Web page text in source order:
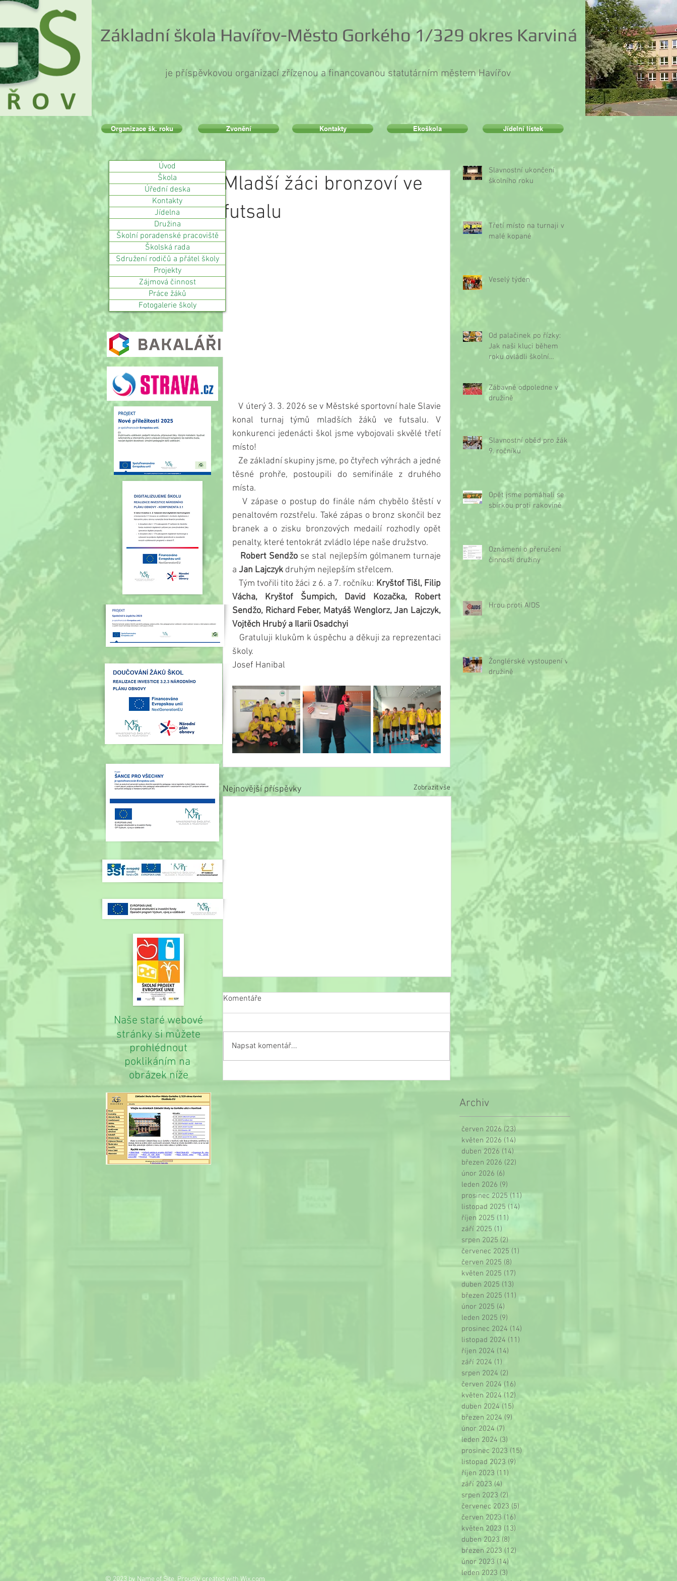
Základní škola Havířov-Město Gorkého 1/329 okres Karviná
je příspěvkovou organizací zřízenou a financovanou statutárním městem Havířov
Mladší žáci bronzoví ve
futsalu
   V úterý 3. 3. 2026 se v Městské sportovní hale Slavie
konal turnaj týmů mladších žáků ve futsalu. V
konkurenci jedenácti škol jsme vybojovali skvělé třetí
místo!
těsné prohře, postoupili do semifinále z druhého
místa.
   V zápase o postup do finále nám chybělo štěstí v
penaltovém rozstřelu. Také zápas o bronz skončil bez
branek a o zisku bronzových medailí rozhodly opět
penalty, které tentokrát zvládlo lépe naše družstvo.
   Robert Sendžo
se stal nejlepším gólmanem turnaje
a Jan Lajczyk druhým nejlepším střelcem.
   Tým tvořili tito žáci z 6. a 7. ročníku:
Kryštof Tišl, Filip
Vácha, Kryštof Šumpich, David Kozačka, Robert
Sendžo, Richard Feber, Matyáš Wenglorz, Jan Lajczyk,
Vojtěch Hrubý a Ilarii Osadchyi
školy.
Josef Hanibal
Nejnovější příspěvky Zobrazit vše
Slavnostní ukončení školního roku
Komentáře
Napsat komentář...
Slavnostní ukončení
školního roku
Třetí místo na turnaji v
malé kopané
Veselý týden
Od palačinek po řízky:
Jak naši kluci během
roku ovládli školní
Zábavné odpoledne v
družině
Slavnostní oběd pro žáky
9. ročníku
Opět jsme pomáhali se
sbírkou proti rakovině
Oznámení o přerušení
činnosti družiny
Hrou proti AIDS
Žonglérské vystoupení v
družině
Archiv
červen 2026 (23) 23 příspěvků
květen 2026 (14)
duben 2026 (14)
březen 2026 (22)
únor 2026 (6)
leden 2026 (9)
prosinec 2025 (11)
listopad 2025 (14)
říjen 2025 (11)
září 2025 (1)
srpen 2025 (2)2 příspěvky
červenec 2025 (1)
červen 2025 (8)
květen 2025 (17)
duben 2025 (13)
březen 2025 (11) 11 příspěvků
únor 2025 (4)
leden 2025 (9)
prosinec 2024 (14)
listopad 2024 (11)
říjen 2024 (14)
září 2024 (1)
srpen 2024 (2)
červen 2024 (16)
květen 2024 (12) 12 příspěvků
duben 2024 (15)
březen 2024 (9)
únor 2024 (7)
leden 2024 (3)
prosinec 2023 (15)
listopad 2023 (9)
říjen 2023 (11)
září 2023 (4)
srpen 2023 (2)
červenec 2023 (5)
červen 2023 (16)
květen 2023 (13)
duben 2023 (8)
březen 2023 (12)
únor 2023 (14) 14 příspěvků
leden 2023 (3)
Organizace šk. roku Zvonění Kontakty Ekoškola Jídelní lístek
Naše staré webové
stránky si můžete
prohlédnout
poklikáním na
obrázek níže
Úvod
Škola
Úřední deska
Kontakty
Jídelna
Družina
Školní poradenské pracoviště
Školská rada
Sdružení rodičů a přátel školy
Projekty
Zájmová činnost
Práce žáků
Fotogalerie školy
© 2023 by Name of Site. Proudly created with Wix.com